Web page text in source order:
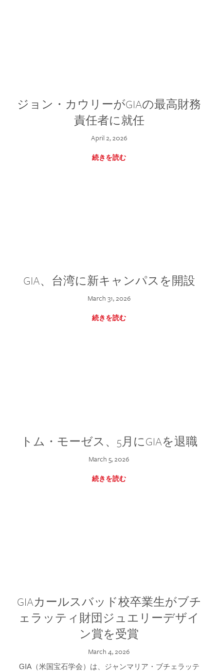
ジョン・カウリーがGIAの最高財務
責任者に就任
April 2, 2026
続きを読む
GIA、台湾に新キャンパスを開設
March 31, 2026
続きを読む
トム・モーゼス、5月にGIAを退職
March 5, 2026
続きを読む
GIAカールスバッド校卒業生がブチ
ェラッティ財団ジュエリーデザイ
ン賞を受賞
March 4, 2026
GIA（米国宝石学会）は、ジャンマリア・ブチェラッテ